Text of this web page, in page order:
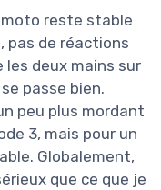
reste stable
pas de réactions
deux mains sur
passe bien.
peu plus mordant
3, mais pour un
Globalement,
que ce que je